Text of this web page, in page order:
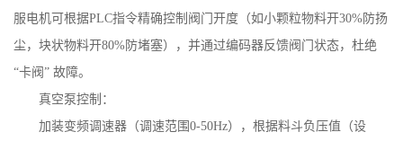
服电机可根据PLC指令精确控制阀门开度（如小颗粒物料开30%防扬
尘，块状物料开80%防堵塞），并通过编码器反馈阀门状态，杜绝
“卡阀” 故障。
真空泵控制：
加装变频调速器（调速范围 0-50Hz），根据料斗负压值（设